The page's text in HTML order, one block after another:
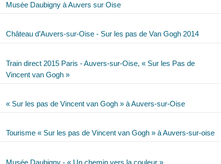
Musée Daubigny à Auvers sur Oise
Château d’Auvers-sur-Oise - Sur les pas de Van Gogh 2014
Train direct 2015 Paris - Auvers-sur-Oise, « Sur les Pas de
Vincent van Gogh »
« Sur les pas de Vincent van Gogh » à Auvers-sur-Oise
Tourisme « Sur les pas de Vincent van Gogh » à Auvers-sur-oise
Musée Daubigny - « Un chemin vers la couleur »